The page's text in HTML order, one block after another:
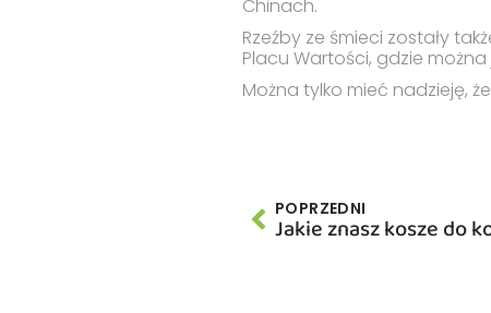
Chinach.
Rzeźby ze śmieci zostały
Placu Wartości, gdzie
Można tylko mieć nadzieję,
POPRZEDNI
Jakie znasz kosze do